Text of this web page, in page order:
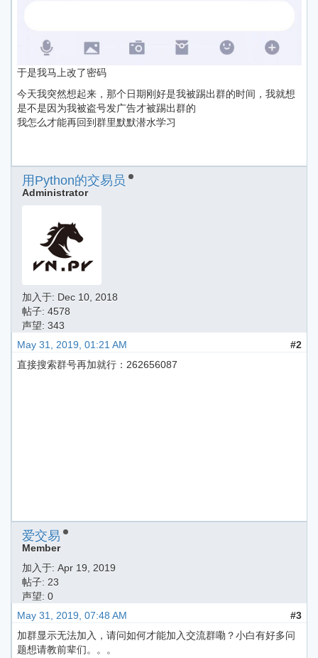
于是我马上改了密码
今天我突然想起来，那个日期刚好是我被踢出群的时间，我就想
是不是因为我被盗号发广告才被踢出群的
我怎么才能再回到群里默默潜水学习
用Python的交易员
Administrator
加入于: Dec 10, 2018
帖子: 4578
声望: 343
May 31, 2019, 01:21 AM
#2
直接搜索群号再加就行：262656087
爱交易
Member
加入于: Apr 19, 2019
帖子: 23
声望: 0
May 31, 2019, 07:48 AM
#3
加群显示无法加入，请问如何才能加入交流群嘞？小白有好多问
题想请教前辈们。。。